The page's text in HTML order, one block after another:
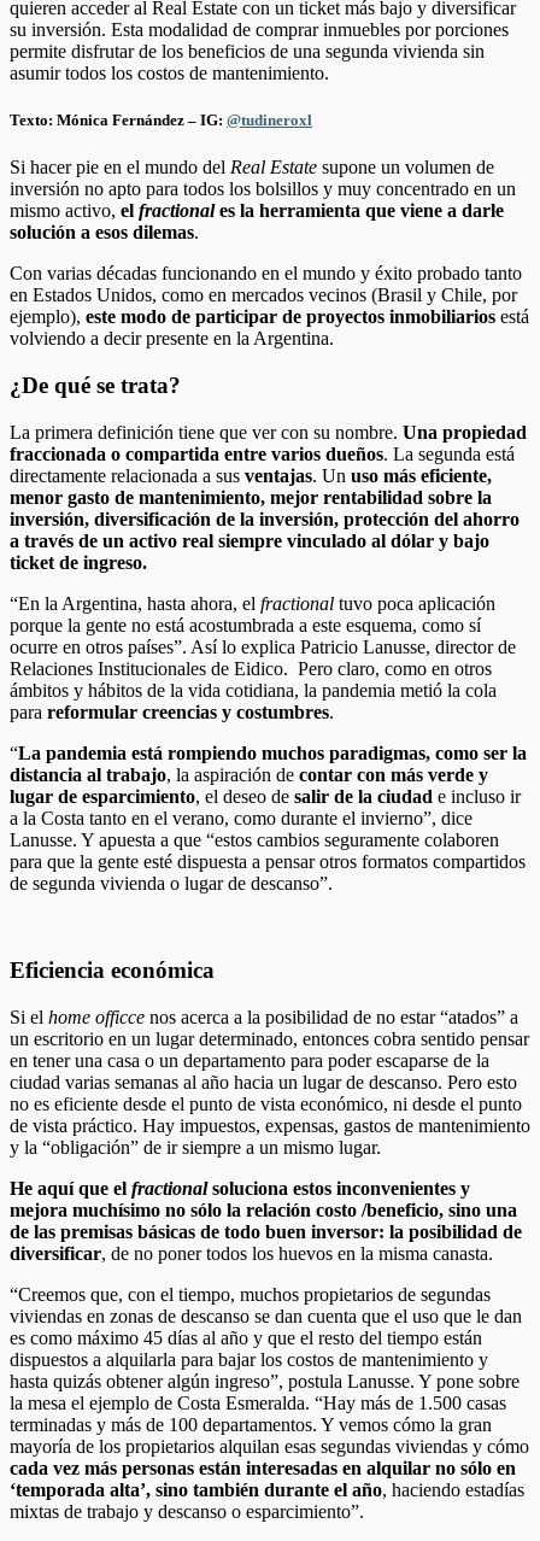
quieren acceder al Real Estate con un ticket más bajo y diversificar
su inversión. Esta modalidad de comprar inmuebles por porciones
permite disfrutar de los beneficios de una segunda vivienda sin
asumir todos los costos de mantenimiento.
Texto: Mónica Fernández – IG: @tudineroxl
Si hacer pie en el mundo del Real Estate supone un volumen de
inversión no apto para todos los bolsillos y muy concentrado en un
mismo activo, el fractionales la herramienta que viene a darle
solución a esos dilemas.
Con varias décadas funcionando en el mundo y éxito probado tanto
en Estados Unidos, como en mercados vecinos (Brasil y Chile, por
ejemplo), este modo de participar de proyectos inmobiliarios está
volviendo a decir presente en la Argentina.
¿De qué se trata?
La primera definición tiene que ver con su nombre. Una propiedad
fraccionada o compartida entre varios dueños. La segunda está
directamente relacionada a sus ventajas. Un uso más eficiente,
menor gasto de mantenimiento, mejor rentabilidad sobre la
inversión, diversificación de la inversión, protección del ahorro
a través de un activo real siempre vinculado al dólar y bajo
ticket de ingreso.
“En la Argentina, hasta ahora, el fractional tuvo poca aplicación
porque la gente no está acostumbrada a este esquema, como sí
ocurre en otros países”. Así lo explica Patricio Lanusse, director de
Relaciones Institucionales de Eidico. Pero claro, como en otros
ámbitos y hábitos de la vida cotidiana, la pandemia metió la cola
para reformular creencias y costumbres.
“La pandemia está rompiendo muchos paradigmas, como ser la
distancia al trabajo, la aspiración de contar con más verde y
lugar de esparcimiento, el deseo de salir de la ciudad e incluso ir
a la Costa tanto en el verano, como durante el invierno”, dice
Lanusse. Y apuesta a que “estos cambios seguramente colaboren
para que la gente esté dispuesta a pensar otros formatos compartidos
de segunda vivienda o lugar de descanso”.
Eficiencia económica
Si el home officce nos acerca a la posibilidad de no estar “atados” a
un escritorio en un lugar determinado, entonces cobra sentido pensar
en tener una casa o un departamento para poder escaparse de la
ciudad varias semanas al año hacia un lugar de descanso. Pero esto
no es eficiente desde el punto de vista económico, ni desde el punto
de vista práctico. Hay impuestos, expensas, gastos de mantenimiento
y la “obligación” de ir siempre a un mismo lugar.
He aquí que el fractionalsoluciona estos inconvenientes y
mejora muchísimo no sólo la relación costo /beneficio, sino una
de las premisas básicas de todo buen inversor: la posibilidad de
diversificar, de no poner todos los huevos en la misma canasta.
“Creemos que, con el tiempo, muchos propietarios de segundas
viviendas en zonas de descanso se dan cuenta que el uso que le dan
es como máximo 45 días al año y que el resto del tiempo están
dispuestos a alquilarla para bajar los costos de mantenimiento y
hasta quizás obtener algún ingreso”, postula Lanusse. Y pone sobre
la mesa el ejemplo de Costa Esmeralda. “Hay más de 1.500 casas
terminadas y más de 100 departamentos. Y vemos cómo la gran
mayoría de los propietarios alquilan esas segundas viviendas y cómo
cada vez más personas están interesadas en alquilar no sólo en
‘temporada alta’, sino también durante el año, haciendo estadías
mixtas de trabajo y descanso o esparcimiento”.